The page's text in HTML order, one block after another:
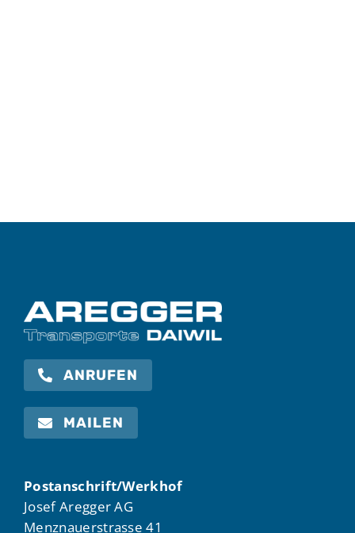
ANRUFEN
MAILEN
Postanschrift/Werkhof
Josef Aregger AG
Menznauerstrasse 41